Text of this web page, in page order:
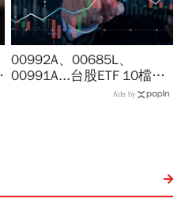
00992A、00685L、
00991A...台股ETF 10檔打
贏大盤，這檔主動式ETF漲
Ads by